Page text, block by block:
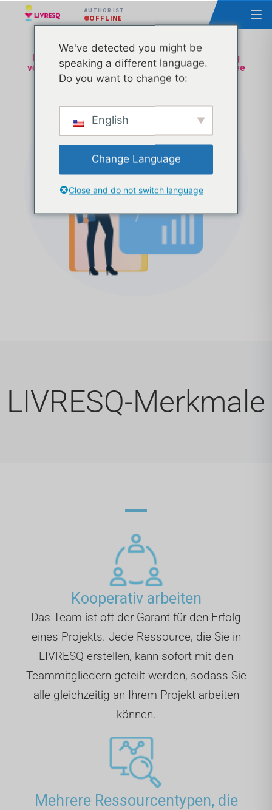
AUTHOR IST
OFFLINE
Kurs - Gestaltung der Realisierung und Nutzung
von Open Educational Resources Gruppe 1 Pluxee
LIVRESQ-Merkmale
Kooperativ arbeiten
Das Team ist oft der Garant für den Erfolg
eines Projekts. Jede Ressource, die Sie in
LIVRESQ erstellen, kann sofort mit den
Teammitgliedern geteilt werden, sodass Sie
alle gleichzeitig an Ihrem Projekt arbeiten
können.
Mehrere Ressourcentypen, die
We've detected you might be
speaking a different language.
Do you want to change to:
English
Change Language
Close and do not switch language